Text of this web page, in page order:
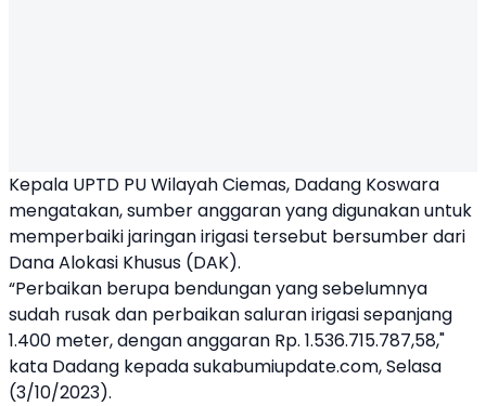
Kepala UPTD PU Wilayah Ciemas, Dadang Koswara
mengatakan, sumber anggaran yang digunakan untuk
memperbaiki jaringan irigasi tersebut bersumber dari
Dana Alokasi Khusus (DAK).
“Perbaikan berupa bendungan yang sebelumnya
sudah rusak dan perbaikan saluran irigasi sepanjang
1.400 meter, dengan anggaran Rp. 1.536.715.787,58,"
kata Dadang kepada sukabumiupdate.com, Selasa
(3/10/2023).